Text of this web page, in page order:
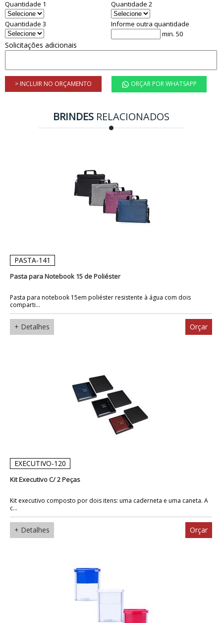
Quantidade 1 Quantidade 2
Quantidade 3
Informe outra quantidade
min. 50
Solicitações adicionais
> INCLUIR NO ORÇAMENTO ORÇAR POR WHATSAPP
BRINDESRELACIONADOS
PASTA-141
Pasta para Notebook 15 de Poliéster
Pasta para notebook 15em poliéster resistente à água com dois
comparti...
+ Detalhes Orçar
EXECUTIVO-120
Kit Executivo C/ 2 Peças
Kit executivo composto por dois itens: uma caderneta e uma caneta. A
c...
+ Detalhes Orçar